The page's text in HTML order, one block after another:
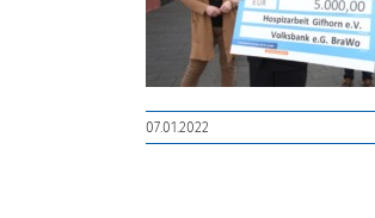
07.01.2022